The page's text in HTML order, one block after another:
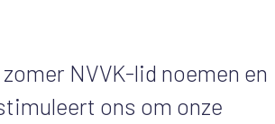
NVVK-lid noemen en
ons om onze